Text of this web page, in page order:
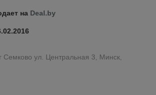
на Deal.by
Семково ул. Центральная 3, Минск,